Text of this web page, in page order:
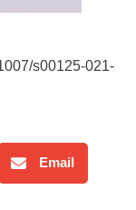
s00125-021-
Email